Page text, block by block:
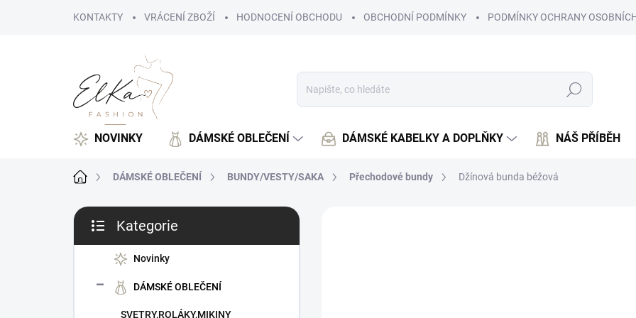
KONTAKTY VRÁCENÍ ZBOŽÍ HODNOCENÍ OBCHODU OBCHODNÍ PODMÍNKY PODMÍNKY OCHRANY
Hledat
NOVINKY DÁMSKÉ OBLEČENÍ DÁMSKÉ KABELKY A DOPLŇKY NÁŠ PŘÍBĚH
Domů DÁMSKÉ OBLEČENÍ BUNDY/VESTY/SAKA Přechodové bundy Džínová bunda béžová
P
s
kategorie
Kategorie
Novinky
DÁMSKÉ OBLEČENÍ
SVETRY,ROLÁKY,MIKINY